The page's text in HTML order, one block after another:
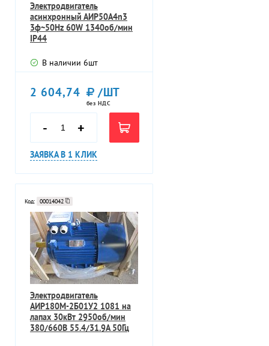
Электродвигатель
асинхронный АИР50А4n3
3ф~50Hz 60W 1340об/мин
IP44
В наличии 6шт
2 604,74 /ШТ
без НДС
- +
ЗАЯВКА В 1 КЛИК
Код: 00014042
Электродвигатель
АИР180М-2Б01У2 1081 на
лапах 30кВт 2950об/мин
380/660В 55.4/31.9А 50Гц